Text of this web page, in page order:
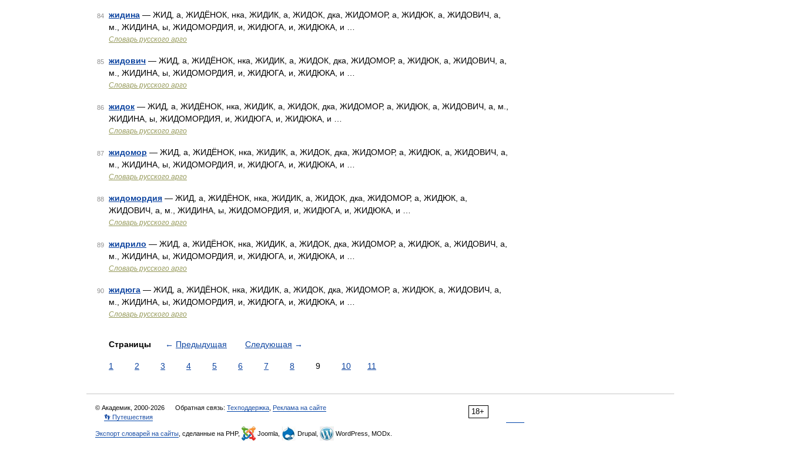
84 жидина — ЖИД, а, ЖИДЁНОК, нка, ЖИДИК, а, ЖИДОК, дка, ЖИДОМОР, а, ЖИДЮК, а, ЖИДОВИЧ, а,
м., ЖИДИНА, ы, ЖИДОМОРДИЯ, и, ЖИДЮГА, и, ЖИДЮКА, и …
Словарь русского арго
85 жидович — ЖИД, а, ЖИДЁНОК, нка, ЖИДИК, а, ЖИДОК, дка, ЖИДОМОР, а, ЖИДЮК, а, ЖИДОВИЧ, а,
м., ЖИДИНА, ы, ЖИДОМОРДИЯ, и, ЖИДЮГА, и, ЖИДЮКА, и …
Словарь русского арго
86 жидок — ЖИД, а, ЖИДЁНОК, нка, ЖИДИК, а, ЖИДОК, дка, ЖИДОМОР, а, ЖИДЮК, а, ЖИДОВИЧ, а, м.,
ЖИДИНА, ы, ЖИДОМОРДИЯ, и, ЖИДЮГА, и, ЖИДЮКА, и …
Словарь русского арго
87 жидомор — ЖИД, а, ЖИДЁНОК, нка, ЖИДИК, а, ЖИДОК, дка, ЖИДОМОР, а, ЖИДЮК, а, ЖИДОВИЧ, а,
м., ЖИДИНА, ы, ЖИДОМОРДИЯ, и, ЖИДЮГА, и, ЖИДЮКА, и …
Словарь русского арго
88 жидомордия — ЖИД, а, ЖИДЁНОК, нка, ЖИДИК, а, ЖИДОК, дка, ЖИДОМОР, а, ЖИДЮК, а,
ЖИДОВИЧ, а, м., ЖИДИНА, ы, ЖИДОМОРДИЯ, и, ЖИДЮГА, и, ЖИДЮКА, и …
Словарь русского арго
89 жидрило — ЖИД, а, ЖИДЁНОК, нка, ЖИДИК, а, ЖИДОК, дка, ЖИДОМОР, а, ЖИДЮК, а, ЖИДОВИЧ, а,
м., ЖИДИНА, ы, ЖИДОМОРДИЯ, и, ЖИДЮГА, и, ЖИДЮКА, и …
Словарь русского арго
90 жидюга — ЖИД, а, ЖИДЁНОК, нка, ЖИДИК, а, ЖИДОК, дка, ЖИДОМОР, а, ЖИДЮК, а, ЖИДОВИЧ, а,
м., ЖИДИНА, ы, ЖИДОМОРДИЯ, и, ЖИДЮГА, и, ЖИДЮКА, и …
Словарь русского арго
Страницы ← Предыдущая Следующая →
1 2 3 4 5 6 7 8 9 10 11
18+
© Академик, 2000-2026 Обратная связь: Техподдержка Реклама на сайте
👣 Путешествия
Экспорт словарей на сайты , сделанные на PHP, Joomla, Drupal, WordPress, MODx.